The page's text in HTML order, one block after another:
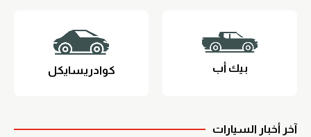
بيك أب كوادريسايكل
آخر أخبار السيارات